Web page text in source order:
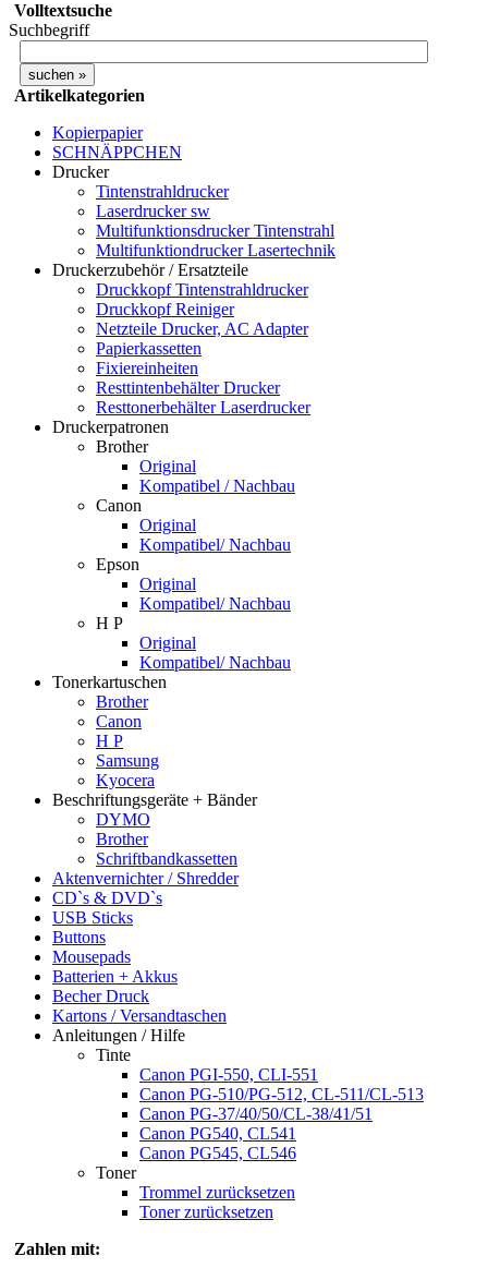
Volltextsuche
Suchbegriff
Artikelkategorien
Kopierpapier
SCHNÄPPCHEN
Drucker
Tintenstrahldrucker
Laserdrucker sw
Multifunktionsdrucker Tintenstrahl
Multifunktiondrucker Lasertechnik
Druckerzubehör / Ersatzteile
Druckkopf Tintenstrahldrucker
Druckkopf Reiniger
Netzteile Drucker, AC Adapter
Papierkassetten
Fixiereinheiten
Resttintenbehälter Drucker
Resttonerbehälter Laserdrucker
Druckerpatronen
Brother
Original
Kompatibel / Nachbau
Canon
Original
Kompatibel/ Nachbau
Epson
Original
Kompatibel/ Nachbau
H P
Original
Kompatibel/ Nachbau
Tonerkartuschen
Brother
Canon
H P
Samsung
Kyocera
Beschriftungsgeräte + Bänder
DYMO
Brother
Schriftbandkassetten
Aktenvernichter / Shredder
CD`s & DVD`s
USB Sticks
Buttons
Mousepads
Batterien + Akkus
Becher Druck
Kartons / Versandtaschen
Anleitungen / Hilfe
Tinte
Canon PGI-550, CLI-551
Canon PG-510/PG-512, CL-511/CL-513
Canon PG-37/40/50/CL-38/41/51
Canon PG540, CL541
Canon PG545, CL546
Toner
Trommel zurücksetzen
Toner zurücksetzen
Zahlen mit: